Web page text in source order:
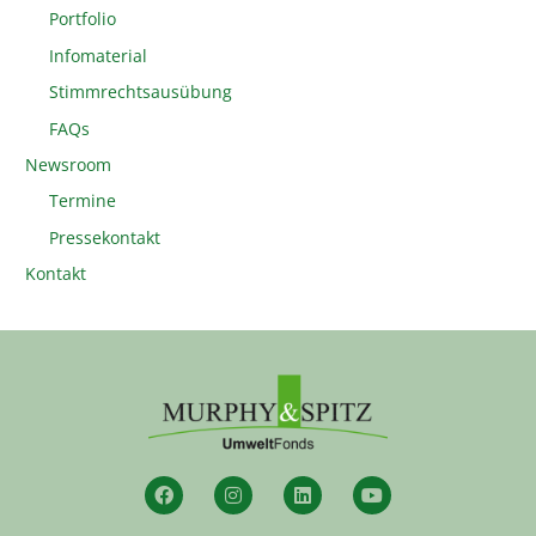
Portfolio
Infomaterial
Stimmrechtsausübung
FAQs
Newsroom
Termine
Pressekontakt
Kontakt
F
a
c
I
n
s
L
i
n
Y
o
u